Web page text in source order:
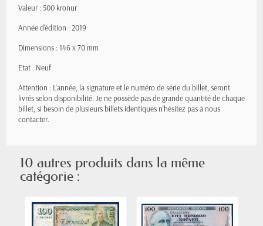
Valeur : 500 kronur
Année d'édition : 2019
Dimensions : 146 x 70 mm
Etat : Neuf
Attention : L'année, la signature et le numéro de série du billet, seront
livrés selon disponibilité. Je ne possède pas de grande quantité de chaque
billet, si besoin de plusieurs billets identiques n'hésitez pas à nous
contacter.
10 autres produits dans la même
catégorie :